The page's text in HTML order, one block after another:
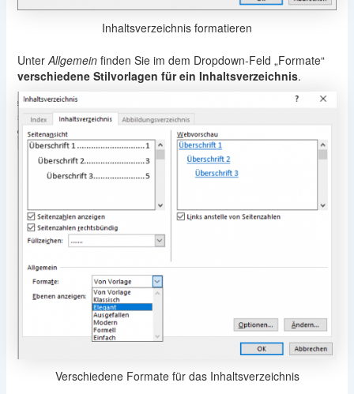
Inhaltsverzeichnis formatieren
Unter Allgemeinfinden Sie im dem Dropdown-Feld „Formate“
verschiedene Stilvorlagen für ein Inhaltsverzeichnis.
Verschiedene Formate für das Inhaltsverzeichnis